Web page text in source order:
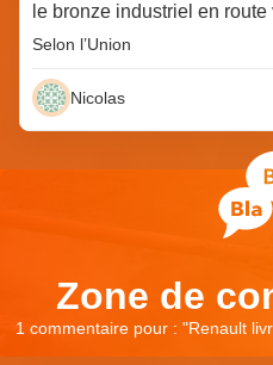
le bronze industriel en
Selon l’Union
Nicolas
Zone de
1 commentaire pour : "Renault